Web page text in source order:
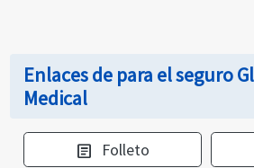
Enlaces de para el seguro
Medical
article Folleto